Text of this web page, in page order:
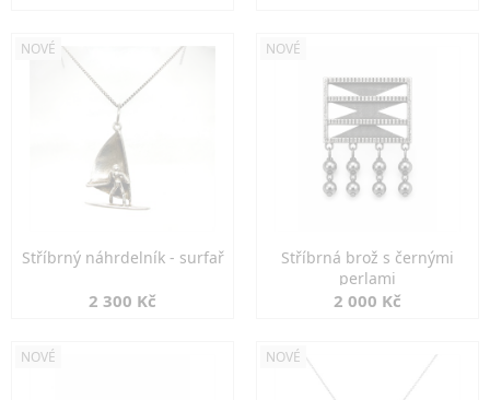
NOVÉ
Stříbrný náhrdelník - surfař
2 300 Kč
NOVÉ
Stříbrná brož s černými
perlami
2 000 Kč
NOVÉ NOVÉ